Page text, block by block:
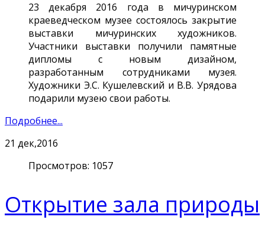
23 декабря 2016 года в мичуринском
краеведческом музее состоялось закрытие
выставки мичуринских художников.
Участники выставки получили памятные
дипломы с новым дизайном,
разработанным сотрудниками музея.
Художники Э.С. Кушелевский и В.В. Урядова
подарили музею свои работы.
Подробнее...
21 дек,2016
Просмотров: 1057
Открытие зала природы